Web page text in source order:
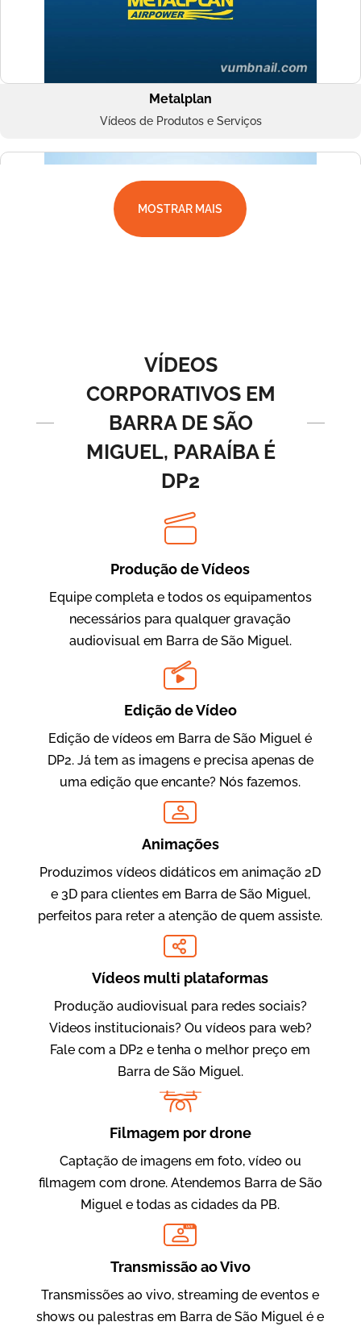
Metalplan
Vídeos de Produtos e Serviços
BRF Parceiros
Vídeos de Integração e Segurança
Oftalmocare
Vídeo Institucional
Amigo Edu
Vídeos Publicitários
Evolucional
Vídeos para Treinamentos
MOSTRAR MAIS
VÍDEOS
CORPORATIVOS EM
BARRA DE SÃO
MIGUEL, PARAÍBA É
DP2
Produção de Vídeos
Equipe completa e todos os equipamentos
necessários para qualquer gravação
audiovisual em Barra de São Miguel.
Edição de Vídeo
Edição de vídeos em Barra de São Miguel é
DP2. Já tem as imagens e precisa apenas de
uma edição que encante? Nós fazemos.
Animações
Produzimos vídeos didáticos em animação 2D
e 3D para clientes em Barra de São Miguel,
perfeitos para reter a atenção de quem assiste.
Vídeos multi plataformas
Produção audiovisual para redes sociais?
Videos institucionais? Ou vídeos para web?
Fale com a DP2 e tenha o melhor preço em
Barra de São Miguel.
Filmagem por drone
Captação de imagens em foto, vídeo ou
filmagem com drone. Atendemos Barra de São
Miguel e todas as cidades da PB.
LIVE
Transmissão ao Vivo
Transmissões ao vivo, streaming de eventos e
shows ou palestras em Barra de São Miguel é e